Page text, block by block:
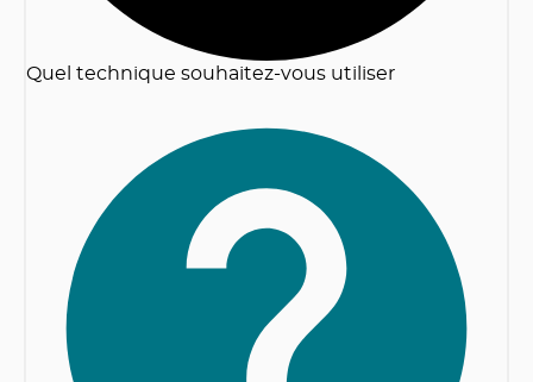
Quel technique souhaitez-vous utiliser